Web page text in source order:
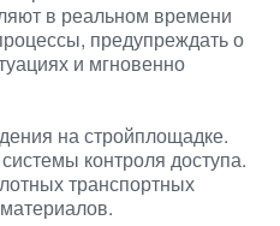
в реальном времени
предупреждать о
и мгновенно
на стройплощадке.
контроля доступа.
транспортных